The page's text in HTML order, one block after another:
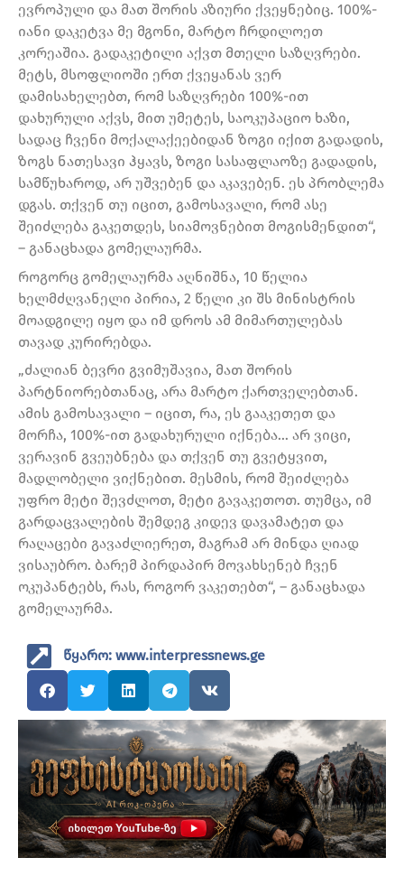
ევროპული და მათ შორის აზიური ქვეყნებიც. 100%-
იანი დაკეტვა მე მგონი, მარტო ჩრდილოეთ
კორეაშია. გადაკეტილი აქვთ მთელი საზღვრები.
მეტს, მსოფლიოში ერთ ქვეყანას ვერ
დამისახელებთ, რომ საზღვრები 100%-ით
დახურული აქვს, მით უმეტეს, საოკუპაციო ხაზი,
სადაც ჩვენი მოქალაქეებიდან ზოგი იქით გადადის,
ზოგს ნათესავი ჰყავს, ზოგი სასაფლაოზე გადადის,
სამწუხაროდ, არ უშვებენ და აკავებენ. ეს პრობლემა
დგას. თქვენ თუ იცით, გამოსავალი, რომ ასე
შეიძლება გაკეთდეს, სიამოვნებით მოგისმენდით“,
– განაცხადა გომელაურმა.
როგორც გომელაურმა აღნიშნა, 10 წელია
ხელმძღვანელი პირია, 2 წელი კი შს მინისტრის
მოადგილე იყო და იმ დროს ამ მიმართულებას
თავად კურირებდა.
„ძალიან ბევრი გვიმუშავია, მათ შორის
პარტნიორებთანაც, არა მარტო ქართველებთან.
ამის გამოსავალი – იცით, რა, ეს გააკეთეთ და
მორჩა, 100%-ით გადახურული იქნება… არ ვიცი,
ვერავინ გვეუბნება და თქვენ თუ გვეტყვით,
მადლობელი ვიქნებით. მესმის, რომ შეიძლება
უფრო მეტი შევძლოთ, მეტი გავაკეთოთ. თუმცა, იმ
გარდაცვალების შემდეგ კიდევ დავამატეთ და
რაღაცები გავაძლიერეთ, მაგრამ არ მინდა ღიად
ვისაუბრო. ბარემ პირდაპირ მოვახსენებ ჩვენ
ოკუპანტებს, რას, როგორ ვაკეთებთ“, – განაცხადა
გომელაურმა.
წყარო: www.interpressnews.ge